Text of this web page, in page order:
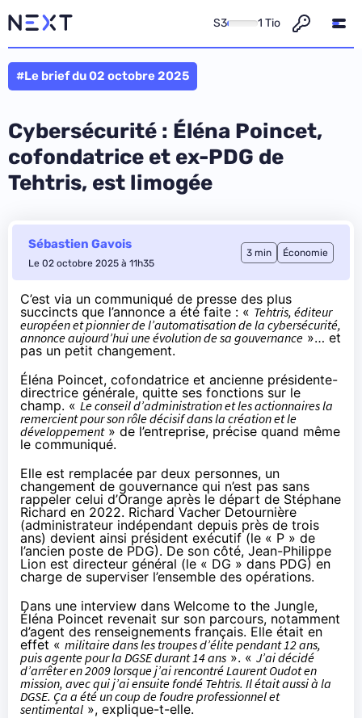
S3 1 Tio
#Le brief du 02 octobre 2025
Cybersécurité : Éléna Poincet,
cofondatrice et ex-PDG de
Tehtris, est limogée
Sébastien Gavois
Le 02 octobre 2025 à 11h35
3 min Économie
C’est via un communiqué de presse des plus
succincts que l’annonce a été faite : « Tehtris, éditeur
européen et pionnier de l’automatisation de la cybersécurité,
annonce aujourd’hui une évolution de sa gouvernance »… et
pas un petit changement.
Éléna Poincet, cofondatrice et ancienne présidente-
directrice générale, quitte ses fonctions sur le
champ. « Le conseil d’administration et les actionnaires la
remercient pour son rôle décisif dans la création et le
développement» de l’entreprise, précise quand même
le communiqué.
Elle est remplacée par deux personnes, un
changement de gouvernance qui n’est pas sans
rappeler celui d’Orange après le départ de Stéphane
Richard en 2022. Richard Vacher Detournière
(administrateur indépendant depuis près de trois
ans) devient ainsi président exécutif (le « P » de
l’ancien poste de PDG). De son côté, Jean-Philippe
Lion est directeur général (le « DG » dans PDG) en
charge de superviser l’ensemble des opérations.
Dans une interview dans Welcome to the Jungle,
Éléna Poincet revenait sur son parcours, notamment
d’agent des renseignements français. Elle était en
effet « militaire dans les troupes d’élite pendant 12 ans,
puis agente pour la DGSE durant 14 ans ». « J’ai décidé
d’arrêter en 2009 lorsque j’ai rencontré Laurent Oudot en
mission, avec qui j’ai ensuite fondé Tehtris. Il était aussi à la
DGSE. Ça a été un coup de foudre professionnel et
sentimental », explique-t-elle.